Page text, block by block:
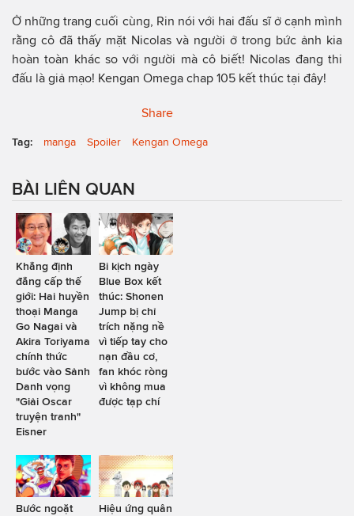
Ở những trang cuối cùng, Rin nói với hai đấu sĩ ở cạnh mình
rằng cô đã thấy mặt Nicolas và người ở trong bức ảnh kia
hoàn toàn khác so với người mà cô biết! Nicolas đang thi
đấu là giả mạo! Kengan Omega chap 105 kết thúc tại đây!
Share
Tag: manga Spoiler Kengan Omega
BÀI LIÊN QUAN
Khẳng định
đẳng cấp thế
giới: Hai huyền
thoại Manga
Go Nagai và
Akira Toriyama
chính thức
bước vào Sảnh
Danh vọng
"Giải Oscar
truyện tranh"
Eisner
Bi kịch ngày
Blue Box kết
thúc: Shonen
Jump bị chỉ
trích nặng nề
vì tiếp tay cho
nạn đầu cơ,
fan khóc ròng
vì không mua
được tạp chí
Bước ngoặt
Hiệu ứng quân